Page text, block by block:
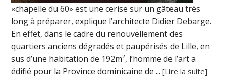
«chapelle du 60» est une cerise sur un gâteau très
long à préparer, explique l’architecte Didier Debarge.
En effet, dans le cadre du renouvellement des
quartiers anciens dégradés et paupérisés de Lille, en
sus d’une habitation de 192m², l’homme de l’art a
édifié pour la Province dominicaine de ...[Lire la suite]